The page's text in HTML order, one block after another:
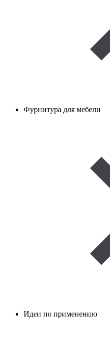
Фурнитура для мебели
Идеи по применению